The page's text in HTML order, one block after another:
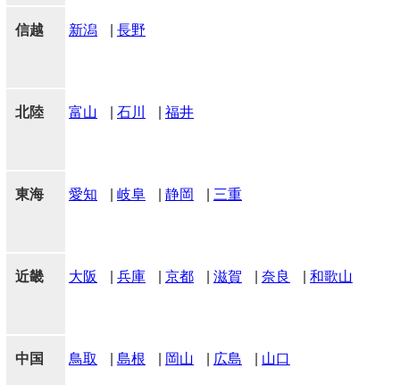
信越 新潟 長野
北陸 富山 石川 福井
東海 愛知 岐阜 静岡 三重
近畿 大阪 兵庫 京都 滋賀 奈良 和歌山
中国 鳥取 島根 岡山 広島 山口